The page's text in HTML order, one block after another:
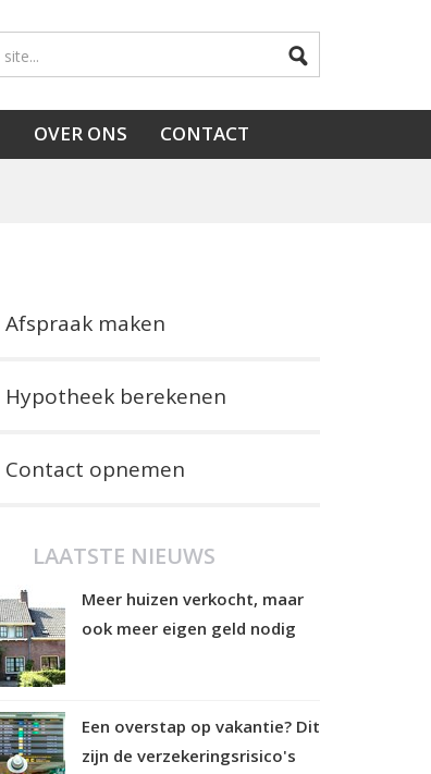
OVER ONS CONTACT
Afspraak maken
Hypotheek berekenen
Contact opnemen
LAATSTE NIEUWS
Meer huizen verkocht, maar
ook meer eigen geld nodig
Een overstap op vakantie? Dit
zijn de verzekeringsrisico's